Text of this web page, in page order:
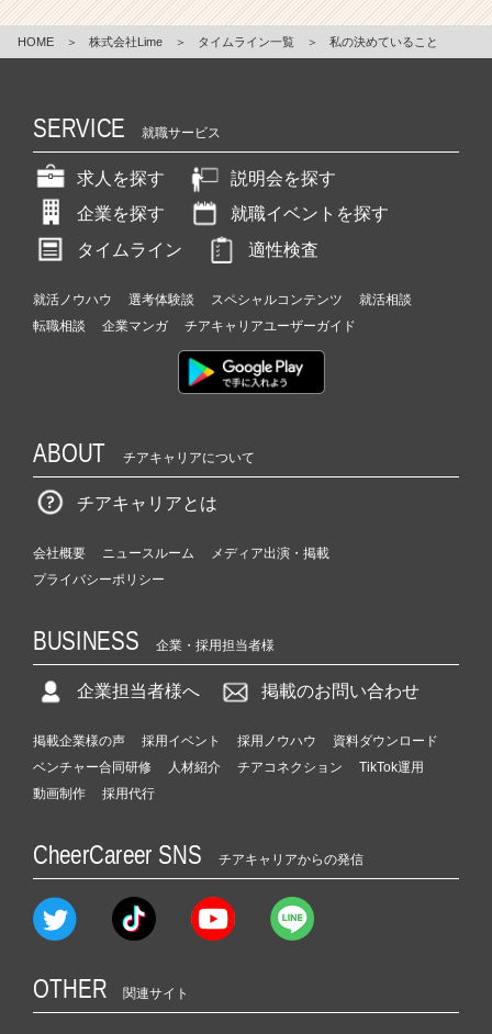
HOME ＞ 株式会社Lime ＞ タイムライン一覧 ＞ 私の決めていること
SERVICE 就職サービス
求人を探す
説明会を探す
企業を探す
就職イベントを探す
タイムライン
適性検査
就活ノウハウ 選考体験談 スペシャルコンテンツ
就活相談
転職相談
企業マンガ チアキャリアユーザーガイド
ABOUT チアキャリアについて
チアキャリアとは
会社概要 ニュースルーム
メディア出演・掲載
プライバシーポリシー
BUSINESS 企業・採用担当者様
企業担当者様へ 掲載のお問い合わせ
掲載企業様の声 採用イベント 採用ノウハウ
資料ダウンロード
ベンチャー合同研修
人材紹介 チアコネクション
TikTok運用
動画制作
採用代行
CheerCareer SNS チアキャリアからの発信
OTHER 関連サイト